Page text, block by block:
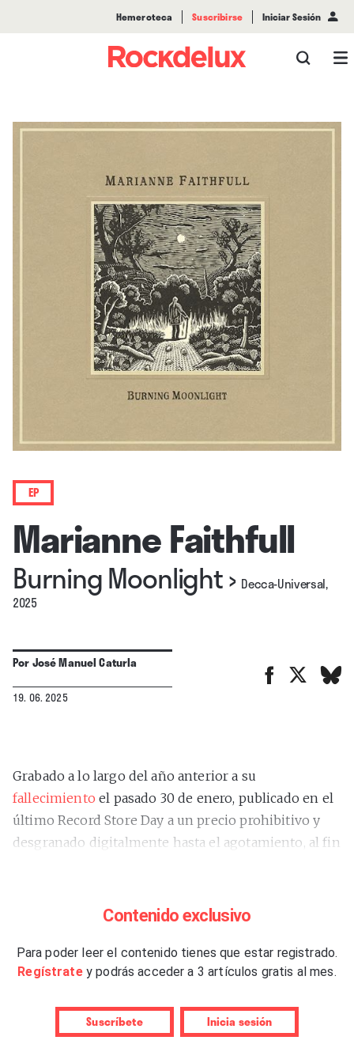
Hemeroteca Suscribirse Iniciar Sesión
EP
Marianne Faithfull
Burning Moonlight› Decca-Universal,
2025
PorJosé Manuel Caturla
19. 06. 2025
Grabado a lo largo del año anterior a su
fallecimiento el pasado 30 de enero, publicado en el
último Record Store Day a un precio prohibitivo y
desgranado digitalmente hasta el agotamiento, al fin
(1946-2025), un EP de cuatro canciones, dos
estéticamente la obra de algo más, muchísimo más,
que la musa más rebelde del Swinging London.
“Burning Moonlight”es un miniálbum
eminentemente acústico que reserva para su cara A
Contenido exclusivo
Para poder leer el contenido tienes que estar registrado.
Regístrate y podrás acceder a 3 artículos gratis al mes.
Suscríbete Inicia sesión